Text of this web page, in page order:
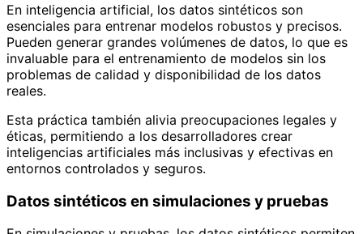
En inteligencia artificial, los datos sintéticos son
esenciales para entrenar modelos robustos y precisos.
Pueden generar grandes volúmenes de datos, lo que es
invaluable para el entrenamiento de modelos sin los
problemas de calidad y disponibilidad de los datos
reales.
Esta práctica también alivia preocupaciones legales y
éticas, permitiendo a los desarrolladores crear
inteligencias artificiales más inclusivas y efectivas en
entornos controlados y seguros.
Datos sintéticos en simulaciones y pruebas